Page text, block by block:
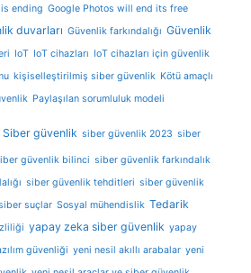
ending Google Photos will end its free
duvarları Güvenlik farkındalığı Güvenlik
IoT IoT cihazları IoT cihazları için güvenlik
kişiselleştirilmiş siber güvenlik Kötü amaçlı
Paylaşılan sorumluluk modeli
Siber güvenlik siber güvenlik 2023 siber
güvenlik bilinci siber güvenlik farkındalık
siber güvenlik tehditleri siber güvenlik
suçlar Sosyal mühendislik Tedarik
yapay zeka siber güvenlik yapay
güvenliği yeni nesil akıllı arabalar yeni